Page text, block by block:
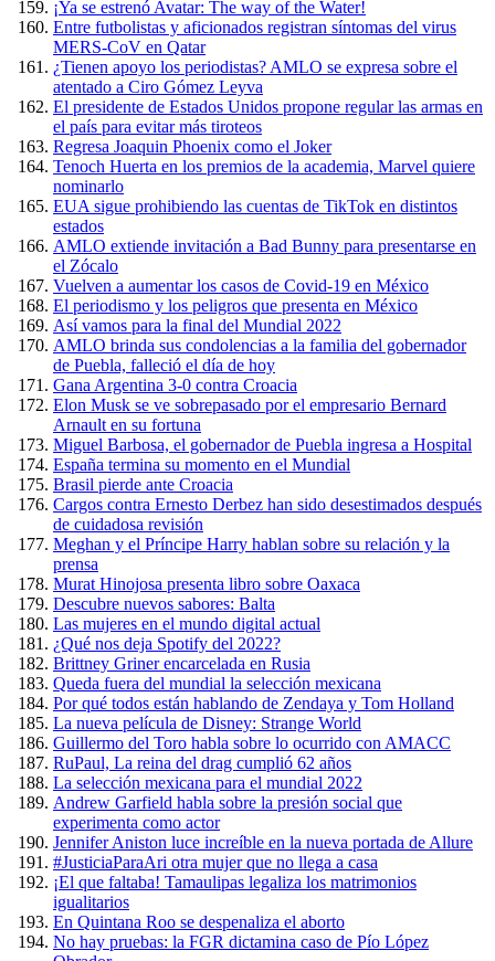
¡Ya se estrenó Avatar: The way of the Water!
Entre futbolistas y aficionados registran síntomas del virus
MERS-CoV en Qatar
¿Tienen apoyo los periodistas? AMLO se expresa sobre el
atentado a Ciro Gómez Leyva
El presidente de Estados Unidos propone regular las armas en
el país para evitar más tiroteos
Regresa Joaquin Phoenix como el Joker
Tenoch Huerta en los premios de la academia, Marvel quiere
nominarlo
EUA sigue prohibiendo las cuentas de TikTok en distintos
estados
AMLO extiende invitación a Bad Bunny para presentarse en
el Zócalo
Vuelven a aumentar los casos de Covid-19 en México
El periodismo y los peligros que presenta en México
Así vamos para la final del Mundial 2022
AMLO brinda sus condolencias a la familia del gobernador
de Puebla, falleció el día de hoy
Gana Argentina 3-0 contra Croacia
Elon Musk se ve sobrepasado por el empresario Bernard
Arnault en su fortuna
Miguel Barbosa, el gobernador de Puebla ingresa a Hospital
España termina su momento en el Mundial
Brasil pierde ante Croacia
Cargos contra Ernesto Derbez han sido desestimados después
de cuidadosa revisión
Meghan y el Príncipe Harry hablan sobre su relación y la
prensa
Murat Hinojosa presenta libro sobre Oaxaca
Descubre nuevos sabores: Balta
Las mujeres en el mundo digital actual
¿Qué nos deja Spotify del 2022?
Brittney Griner encarcelada en Rusia
Queda fuera del mundial la selección mexicana
Por qué todos están hablando de Zendaya y Tom Holland
La nueva película de Disney: Strange World
Guillermo del Toro habla sobre lo ocurrido con AMACC
RuPaul, La reina del drag cumplió 62 años
La selección mexicana para el mundial 2022
Andrew Garfield habla sobre la presión social que
experimenta como actor
Jennifer Aniston luce increíble en la nueva portada de Allure
#JusticiaParaAri otra mujer que no llega a casa
¡El que faltaba! Tamaulipas legaliza los matrimonios
igualitarios
En Quintana Roo se despenaliza el aborto
No hay pruebas: la FGR dictamina caso de Pío López